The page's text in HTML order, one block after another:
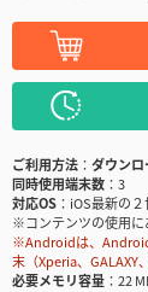
ご利用方法
ダウンロ
同時使用端末数
3
対応OS
iOS最新の
※コンテンツの使用
※Androidは、Android
末（Xperia、GALAXY
必要メモリ容量
22